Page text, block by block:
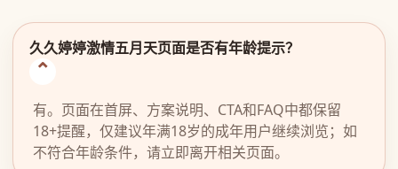
久久婷婷激情五月天页面是否有年龄提示？
有。页面在首屏、方案说明、CTA和FAQ中都保留
18+提醒，仅建议年满18岁的成年用户继续浏览；如
不符合年龄条件，请立即离开相关页面。